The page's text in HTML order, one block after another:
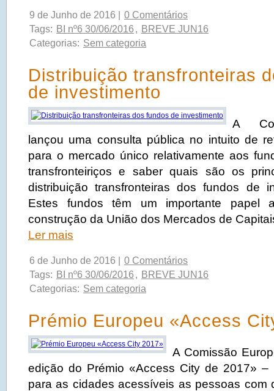
9 de Junho de 2016 |
0 Comentários
Tags: BI nº6 30/06/2016 , BREVE JUN16
Categorias: Sem categoria
Distribuição transfronteiras
de investimento
A
lançou uma consulta pública no intuito de
para o mercado único relativamente aos
transfronteiriços e saber quais são os
distribuição transfronteiras dos fundos de
Estes fundos têm um importante papel
construção da União dos Mercados de
Ler mais
6 de Junho de 2016 |
0 Comentários
Tags: BI nº6 30/06/2016 , BREVE JUN16
Categorias: Sem categoria
Prémio Europeu «Access
A Comissão
edição do Prémio «Access City de 2017» –
para as cidades acessíveis as pessoas com